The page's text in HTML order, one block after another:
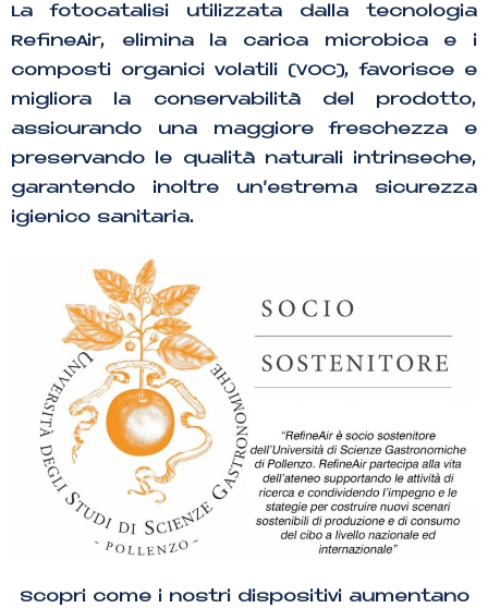
La fotocatalisi utilizzata dalla tecnologia
RefineAir, elimina la carica microbica e i
composti organici volatili (VOC), favorisce e
migliora la conservabilità del prodotto,
assicurando una maggiore freschezza e
preservando le qualità naturali intrinseche,
garantendo inoltre un’estrema sicurezza
igienico sanitaria.
Scopri come i nostri dispositivi aumentano